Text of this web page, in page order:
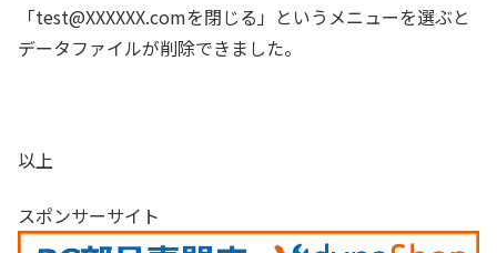
「test@XXXXXX.comを閉じる」というメニューを選ぶと
データファイルが削除できました。
以上
スポンサーサイト